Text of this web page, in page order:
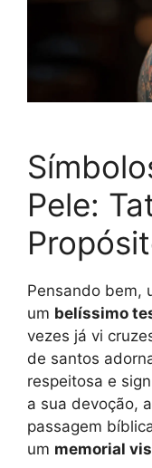
Pele:
Pensando bem,
um belíssimo
vezes já vi
de santos
respeitosa e
a sua devoção,
passagem
um memorial